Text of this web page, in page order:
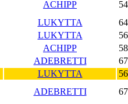
ACHIPP
LUKYTTA
LUKYTTA
ACHIPP
ADEBRETTI
LUKYTTA
ADEBRETTI